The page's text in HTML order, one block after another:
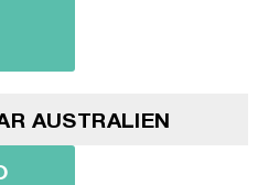
AUSTRALIEN